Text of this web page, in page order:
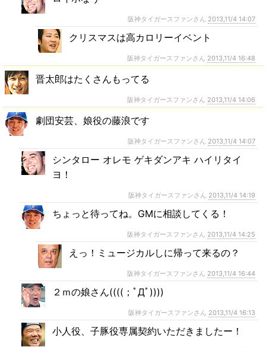
阪神タイガースファンさん 2013,11/4 14:07
クリスマスは高カロリーイベント
阪神タイガースファンさん 2013,11/4 16:48
晋太郎はたくさんもってる
阪神タイガースファンさん 2013,11/4 14:06
劇団安芸、娘役の藤浪です
阪神タイガースファンさん 2013,11/4 14:07
シンタロー オレモ ゲキダンアキ ハイリタイ
ヨ！
阪神タイガースファンさん 2013,11/4 14:19
ちょっと待ってね。GMに相談してくる！
阪神タイガースファンさん 2013,11/4 14:25
えっ！ミュージカルしに帰って来るの？
阪神タイガースファンさん 2013,11/4 16:44
２ｍの娘さん((((；ﾟДﾟ))))
阪神タイガースファンさん 2013,11/4 16:13
小人役、子豚役専属契約いただきましたー！